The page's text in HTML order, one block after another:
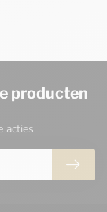
producten
acties